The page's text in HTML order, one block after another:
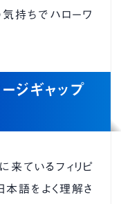
気持ちでハローワ
ジギャップ
来ているフィリピ
本語をよく理解さ